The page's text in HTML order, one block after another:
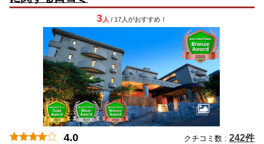
3 人 / 17人がおすすめ！
4.0 クチコミ数 : 242件